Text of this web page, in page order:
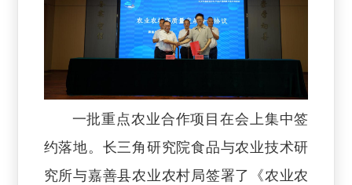
一批重点农业合作项目在会上集中签
约落地。长三角研究院食品与农业技术研
究所与嘉善县农业农村局签署了《农业农